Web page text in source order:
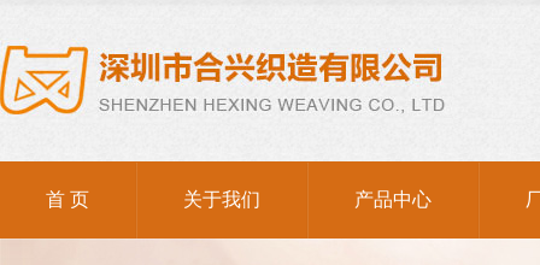
首 页 关于我们 产品中心